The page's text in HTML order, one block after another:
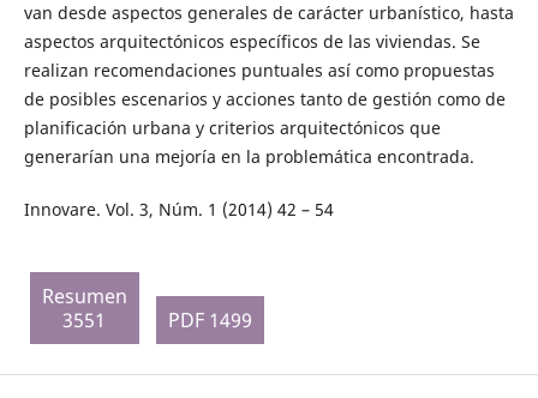
van desde aspectos generales de carácter urbanístico, hasta
aspectos arquitectónicos específicos de las viviendas. Se
realizan recomendaciones puntuales así como propuestas
de posibles escenarios y acciones tanto de gestión como de
planificación urbana y criterios arquitectónicos que
generarían una mejoría en la problemática encontrada.
Innovare. Vol. 3, Núm. 1 (2014) 42 – 54
Resumen
3551
PDF 1499